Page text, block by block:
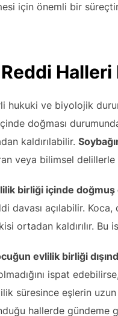
için önemli bir
Reddi
hukuki ve biyolojik
doğması
kaldırılabilir.
veya bilimsel
birliği içinde doğmuş
davası açılabilir.
ortadan kaldırılır. Bu
evlilik birliği
ispat
süresince eşlerin
hallerde gündeme